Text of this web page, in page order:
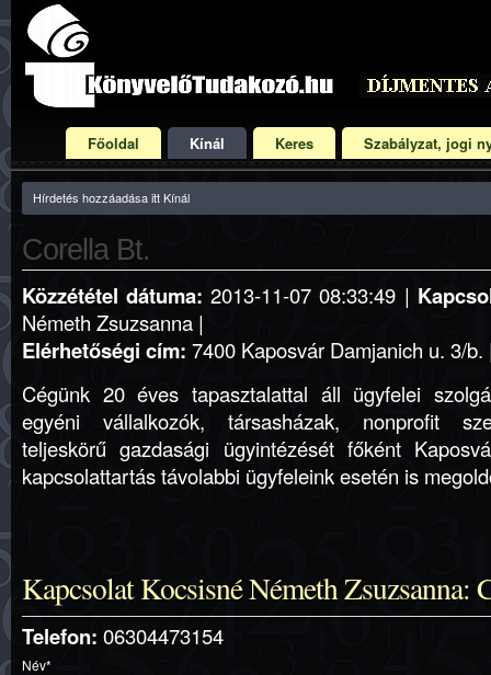
Főoldal Kínál Keres Szabályzat, jogi
Hírdetés hozzáadása itt Kínál
Corella Bt.
Közzététel dátuma: 2013-11-07 08:33:49 |
Németh Zsuzsanna |
Elérhetőségi cím: 7400 Kaposvár Damjanich u. 3/
Cégünk 20 éves tapasztalattal áll ügyfelei
egyéni vállalkozók, társasházak, nonprofit
teljeskörű gazdasági ügyintézését főként
kapcsolattartás távolabbi ügyfeleink esetén is
Kapcsolat Kocsisné Németh Zsuzsanna:
Telefon: 06304473154
Név*